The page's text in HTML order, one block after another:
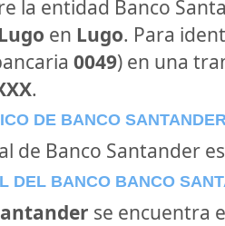
la entidad Banco
en Lugo. Para
0049) en una
.
DE BANCO
de Banco Santander
DEL BANCO BANCO
se encuentra